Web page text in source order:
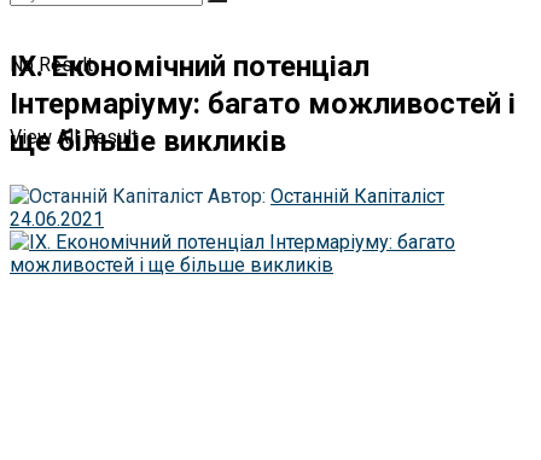
No Result
View All Result
ІХ. Економічний потенціал
Інтермаріуму: багато можливостей і
ще більше викликів
Автор: Останній Капіталіст
24.06.2021